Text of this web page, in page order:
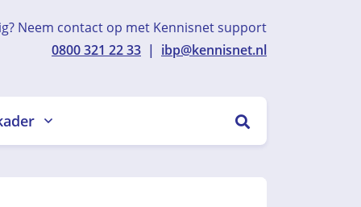
Neem contact op met Kennisnet support
0800 321 22 33 | ibp@kennisnet.nl
ZOEKEN